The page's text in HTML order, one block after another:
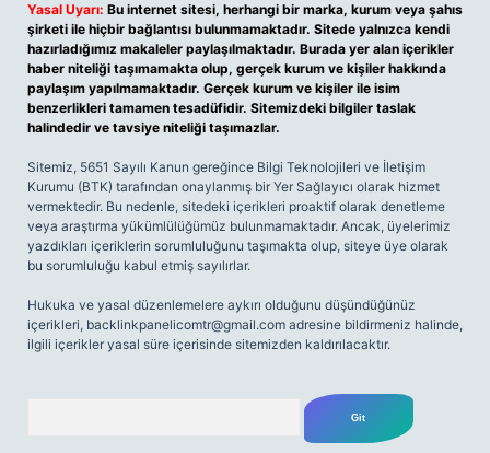
Yasal Uyarı: Bu internet sitesi, herhangi bir marka, kurum veya şahıs
şirketi ile hiçbir bağlantısı bulunmamaktadır. Sitede yalnızca kendi
hazırladığımız makaleler paylaşılmaktadır. Burada yer alan içerikler
haber niteliği taşımamakta olup, gerçek kurum ve kişiler hakkında
paylaşım yapılmamaktadır. Gerçek kurum ve kişiler ile isim
benzerlikleri tamamen tesadüfidir. Sitemizdeki bilgiler taslak
halindedir ve tavsiye niteliği taşımazlar.
Sitemiz, 5651 Sayılı Kanun gereğince Bilgi Teknolojileri ve İletişim
Kurumu (BTK) tarafından onaylanmış bir Yer Sağlayıcı olarak hizmet
vermektedir. Bu nedenle, sitedeki içerikleri proaktif olarak denetleme
veya araştırma yükümlülüğümüz bulunmamaktadır. Ancak, üyelerimiz
yazdıkları içeriklerin sorumluluğunu taşımakta olup, siteye üye olarak
bu sorumluluğu kabul etmiş sayılırlar.
Hukuka ve yasal düzenlemelere aykırı olduğunu düşündüğünüz
içerikleri, backlinkpanelicomtr@gmail.com adresine bildirmeniz halinde,
ilgili içerikler yasal süre içerisinde sitemizden kaldırılacaktır.